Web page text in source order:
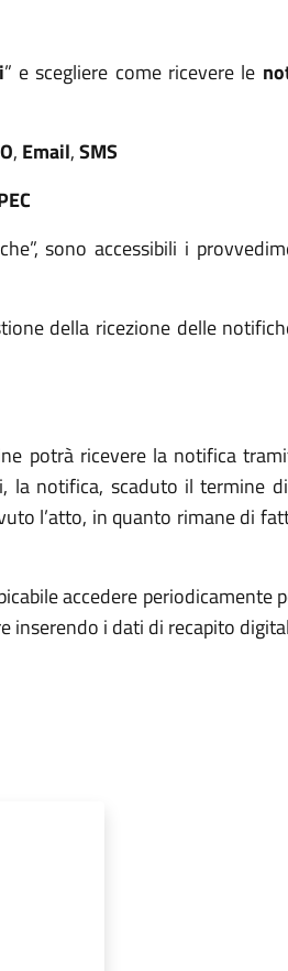
” e scegliere come ricevere le
, Email,SMS
sono accessibili i
della ricezione delle
potrà ricevere la notifica
la notifica, scaduto il termine
l’atto, in quanto rimane di
accedere periodicamente
inserendo i dati di recapito